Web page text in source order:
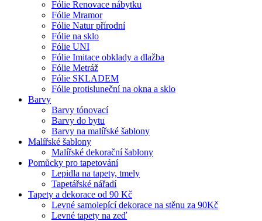
Fólie Renovace nábytku
Fólie Mramor
Fólie Natur přírodní
Fólie na sklo
Fólie UNI
Fólie Imitace obklady a dlažba
Fólie Metráž
Fólie SKLADEM
Fólie protisluneční na okna a sklo
Barvy
Barvy tónovací
Barvy do bytu
Barvy na malířské šablony
Malířské šablony
Malířské dekorační šablony
Pomůcky pro tapetování
Lepidla na tapety, tmely
Tapetářské nářadí
Tapety a dekorace od 90 Kč
Levné samolepící dekorace na stěnu za 90Kč
Levné tapety na zeď